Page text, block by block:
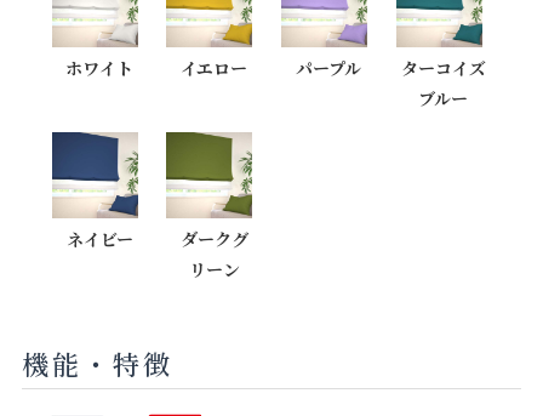
ホワイト イエロー パープル
ターコイズ
ブルー
ネイビー
ダークグ
リーン
機能・特徴